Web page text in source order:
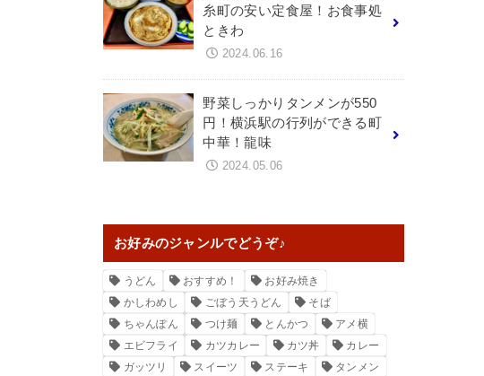
糸町の安い定食屋！お食事処
ときわ
2024.06.16
野菜しっかりタンメンが550
円！横浜駅の行列ができる町
中華！龍味
2024.05.06
お好みのジャンルでどうぞ♪
うどん おすすめ！
お好み焼き
かしわめし
ごぼう天うどん
そば
ちゃんぽん
つけ麺 とんかつ
アメ横
エビフライ
カツカレー カツ丼
カレー
ガッツリ
スイーツ ステーキ
タンメン